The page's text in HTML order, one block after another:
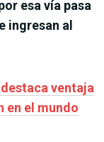
esa vía pasa
ingresan al
ventaja
en el mundo